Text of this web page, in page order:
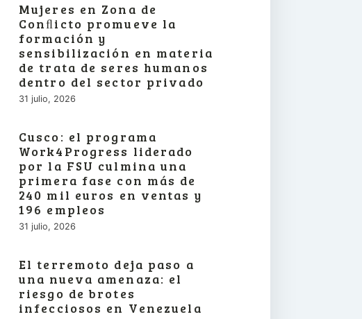
Mujeres en Zona de
Conﬂicto promueve la
formación y
sensibilización en materia
de trata de seres humanos
dentro del sector privado
31 julio, 2026
Cusco: el programa
Work4Progress liderado
por la FSU culmina una
primera fase con más de
240 mil euros en ventas y
196 empleos
31 julio, 2026
El terremoto deja paso a
una nueva amenaza: el
riesgo de brotes
infecciosos en Venezuela